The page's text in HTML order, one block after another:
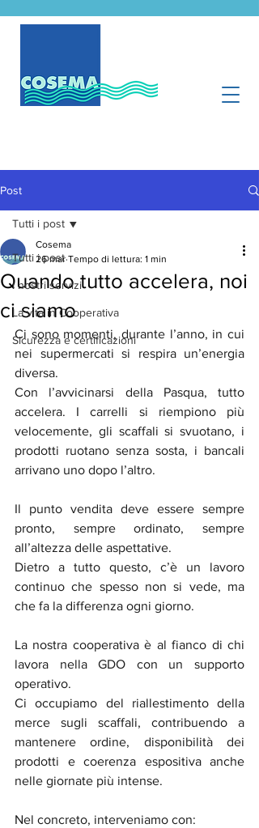
Post
Tutti i post
I nostri servizi
La vita in Cooperativa
Sicurezza e certificazioni
Tutti i post
Quando tutto accelera, noi
ci siamo
Cosema
26 mar Tempo di lettura: 1 min
Ci sono momenti, durante l’anno, in cui
nei supermercati si respira un’energia
diversa.
Con l’avvicinarsi della Pasqua, tutto
accelera. I carrelli si riempiono più
velocemente, gli scaffali si svuotano, i
prodotti ruotano senza sosta, i bancali
arrivano uno dopo l’altro.
Il punto vendita deve essere sempre
pronto, sempre ordinato, sempre
all’altezza delle aspettative.
Dietro a tutto questo, c’è un lavoro
continuo che spesso non si vede, ma
che fa la differenza ogni giorno.
La nostra cooperativa è al fianco di chi
lavora nella GDO con un supporto
operativo.
Ci occupiamo del riallestimento della
merce sugli scaffali, contribuendo a
mantenere ordine, disponibilità dei
prodotti e coerenza espositiva anche
nelle giornate più intense.
Nel concreto, interveniamo con: